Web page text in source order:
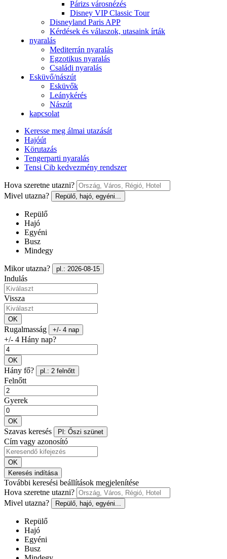
Párizs városnézés
Disney VIP Classic Tour
Disneyland Paris APP
Kérdések és válaszok, utasaink írták
nyaralás
Mediterrán nyaralás
Egzotikus nyaralás
Családi nyaralás
Esküvő/nászút
Esküvők
Leánykérés
Nászút
kapcsolat
Keresse meg álmai utazását
Hajóút
Körutazás
Tengerparti nyaralás
Tensi Cib kedvezmény rendszer
Hova szeretne utazni?
Mivel utazna?
Repülő, hajó, egyéni...
Repülő
Hajó
Egyéni
Busz
Mindegy
Mikor utazna? pl.: 2026-08-15
Indulás
Vissza
OK
Rugalmasság +/- 4 nap
+/- 4 Hány nap?
OK
Hány fő? pl.: 2 felnőtt
Felnőtt
Gyerek
OK
Szavas keresés Pl: Őszi szünet
Cím vagy azonosító
OK
Keresés indítása
További keresési beállítások megjelenítése
Hova szeretne utazni?
Mivel utazna?
Repülő, hajó, egyéni...
Repülő
Hajó
Egyéni
Busz